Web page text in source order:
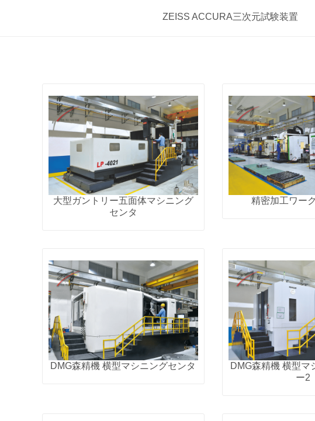
ZEISS ACCURA三次元試験装置
大型ガントリー五面体マシニング
センタ
精密加工ワー
DMG森精機 横型マシニングセンタ
DMG森精機 横型マ
ー2